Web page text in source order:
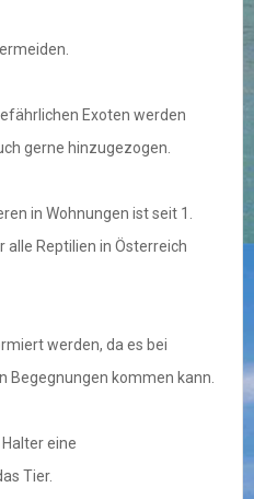
Exoten werden
gerne hinzugezogen.
in Wohnungen ist seit 1.
Reptilien in Österreich
werden, da es bei
Begegnungen kommen kann.
eine
Tier.